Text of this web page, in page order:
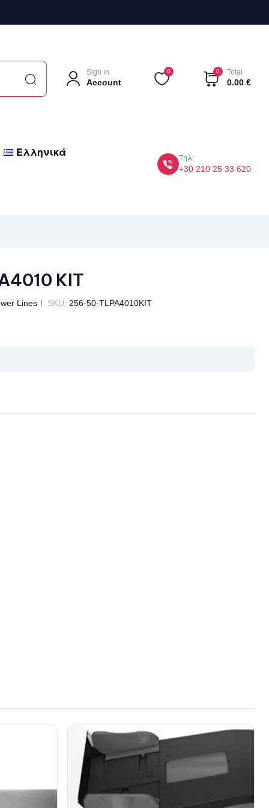
Sign in
Account
0 0 Total
0.00 €
Ελληνικά Τηλ:
+30 210 25 33 620
KIT
Lines SKU: 256-50-TLPA4010KIT